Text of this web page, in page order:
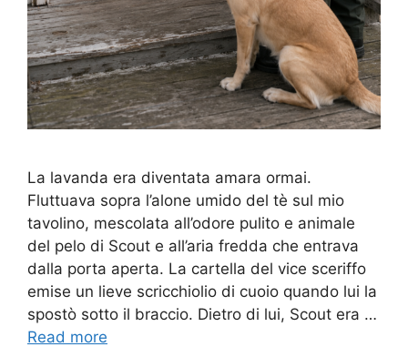
La lavanda era diventata amara ormai.
Fluttuava sopra l’alone umido del tè sul mio
tavolino, mescolata all’odore pulito e animale
del pelo di Scout e all’aria fredda che entrava
dalla porta aperta. La cartella del vice sceriffo
emise un lieve scricchiolio di cuoio quando lui la
spostò sotto il braccio. Dietro di lui, Scout era …
Read more